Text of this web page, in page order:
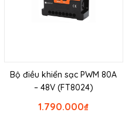
Bộ điều khiển sạc PWM 80A
– 48V (FT8024)
₫
1.790.000